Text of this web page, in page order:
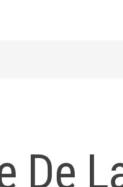
De